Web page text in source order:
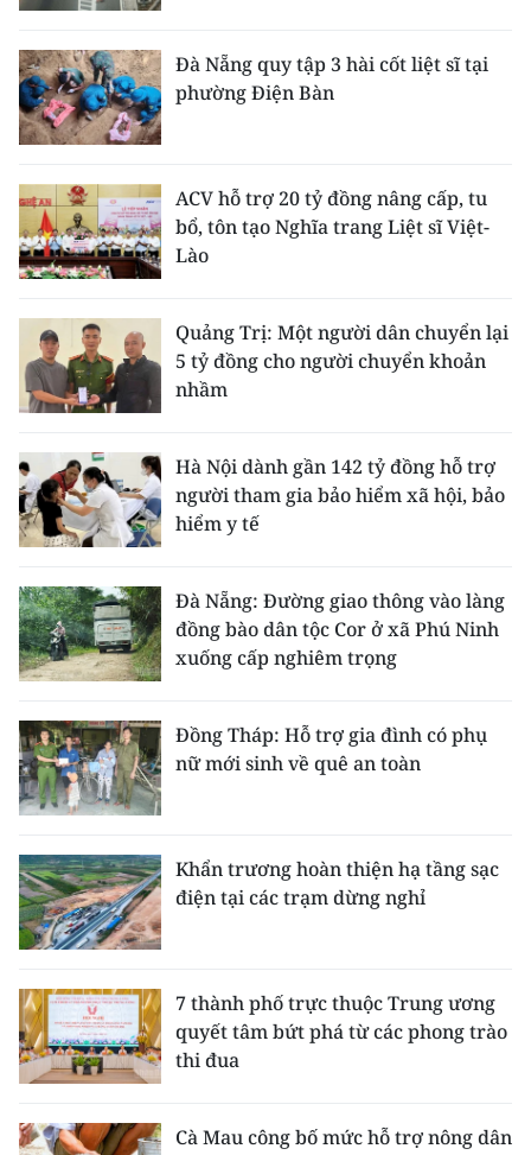
Đà Nẵng quy tập 3 hài cốt liệt sĩ tại
phường Điện Bàn
ACV hỗ trợ 20 tỷ đồng nâng cấp, tu
bổ, tôn tạo Nghĩa trang Liệt sĩ Việt-
Lào
Quảng Trị: Một người dân chuyển lại
5 tỷ đồng cho người chuyển khoản
nhầm
Hà Nội dành gần 142 tỷ đồng hỗ trợ
người tham gia bảo hiểm xã hội, bảo
hiểm y tế
Đà Nẵng: Đường giao thông vào làng
đồng bào dân tộc Cor ở xã Phú Ninh
xuống cấp nghiêm trọng
Đồng Tháp: Hỗ trợ gia đình có phụ
nữ mới sinh về quê an toàn
Khẩn trương hoàn thiện hạ tầng sạc
điện tại các trạm dừng nghỉ
7 thành phố trực thuộc Trung ương
quyết tâm bứt phá từ các phong trào
thi đua
Cà Mau công bố mức hỗ trợ nông dân